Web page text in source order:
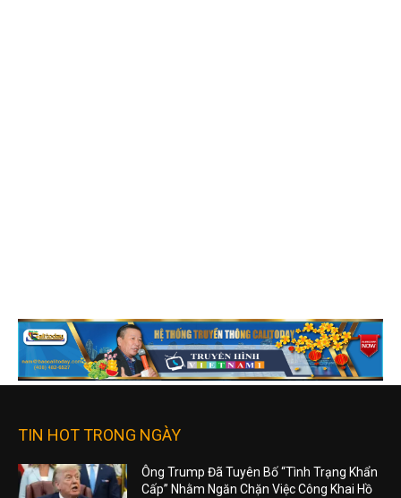
TIN HOT TRONG NGÀY
Ông Trump Đã Tuyên Bố “Tình Trạng Khẩn
Cấp” Nhằm Ngăn Chặn Việc Công Khai Hồ